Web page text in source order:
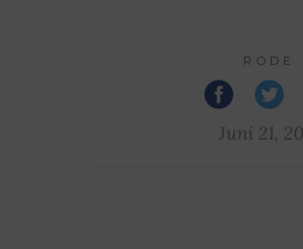
RODE
Juni 21,